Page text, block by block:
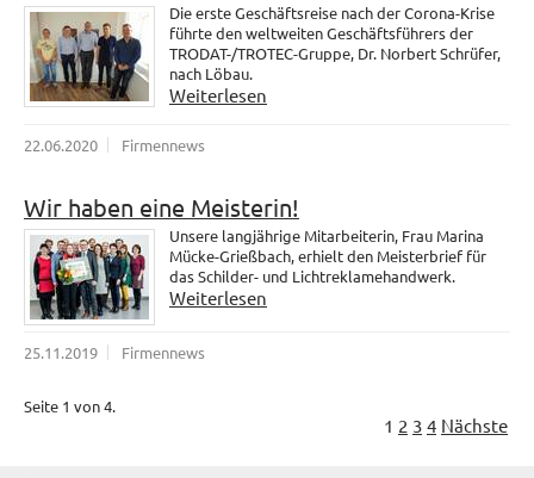
Die erste Geschäftsreise nach der Corona-Krise
führte den weltweiten Geschäftsführers der
TRODAT-/TROTEC-Gruppe, Dr. Norbert Schrüfer,
nach Löbau.
Weiterlesen
22.06.2020 Firmennews
Wir haben eine Meisterin!
Unsere langjährige Mitarbeiterin, Frau Marina
Mücke-Grießbach, erhielt den Meisterbrief für
das Schilder- und Lichtreklamehandwerk.
Weiterlesen
25.11.2019 Firmennews
Seite 1 von 4.
1 2 3 4 Nächste